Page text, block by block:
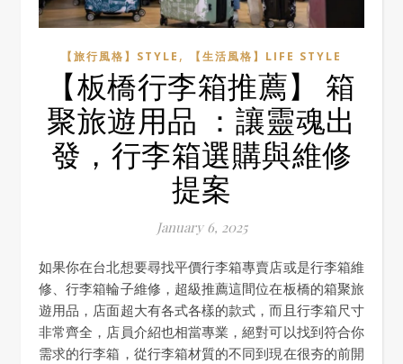
【旅行風格】STYLE , 【生活風格】LIFE STYLE
【板橋行李箱推薦】 箱
聚旅遊用品 ：讓靈魂出
發，行李箱選購與維修
提案
January 6, 2025
如果你在台北想要尋找平價行李箱專賣店或是行李箱維
修、行李箱輪子維修，超級推薦這間位在板橋的箱聚旅
遊用品，店面超大有各式各樣的款式，而且行李箱尺寸
非常齊全，店員介紹也相當專業，絕對可以找到符合你
需求的行李箱，從行李箱材質的不同到現在很夯的前開